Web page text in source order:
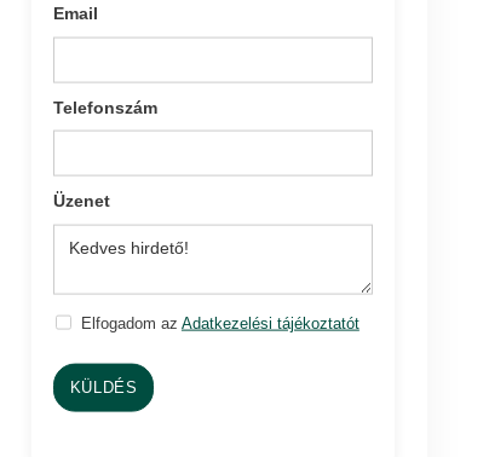
Email
Telefonszám
Üzenet
Elfogadom az Adatkezelési tájékoztatót
KÜLDÉS